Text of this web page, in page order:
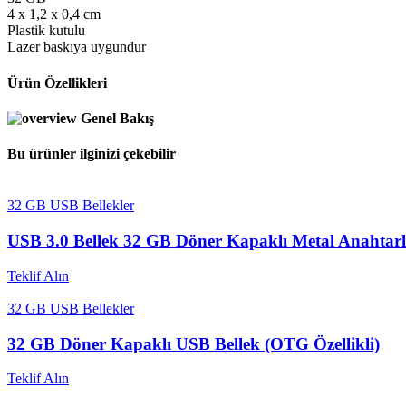
4 x 1,2 x 0,4 cm
Plastik kutulu
Lazer baskıya uygundur
Ürün Özellikleri
Genel Bakış
Bu ürünler ilginizi çekebilir
32 GB USB Bellekler
USB 3.0 Bellek 32 GB Döner Kapaklı Metal
Teklif Alın
32 GB USB Bellekler
32 GB Döner Kapaklı USB Bellek (OTG Özellikli)
Teklif Alın